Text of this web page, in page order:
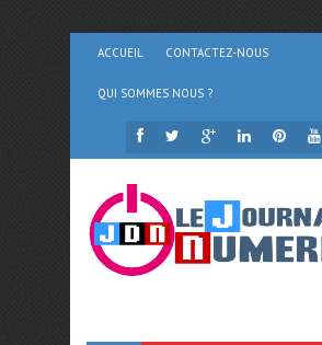
ACCUEIL CONTACTEZ-NOUS
QUI SOMMES NOUS ?